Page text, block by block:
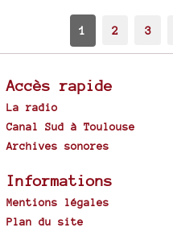
1 2 3
Accès rapide
La radio
Canal Sud à Toulouse
Archives sonores
Informations
Mentions légales
Plan du site